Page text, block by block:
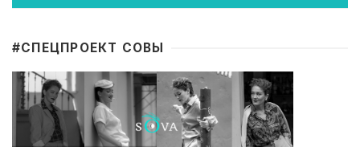
#CПЕЦПРОЕКТ СОВЫ